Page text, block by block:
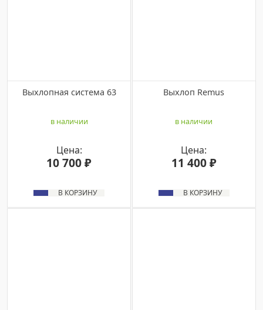
Выхлопная система 63
в наличии
Цена:
10 700 ₽
В КОРЗИНУ
Выхлоп Remus
в наличии
Цена:
11 400 ₽
В КОРЗИНУ